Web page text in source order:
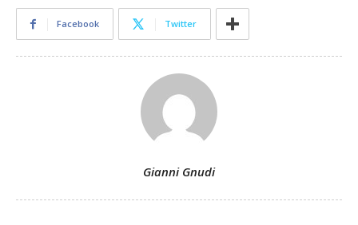
Facebook Twitter
Gianni Gnudi